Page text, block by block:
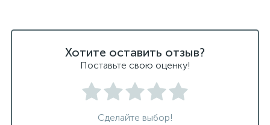
Хотите оставить отзыв?
Поставьте свою оценку!
Сделайте выбор!